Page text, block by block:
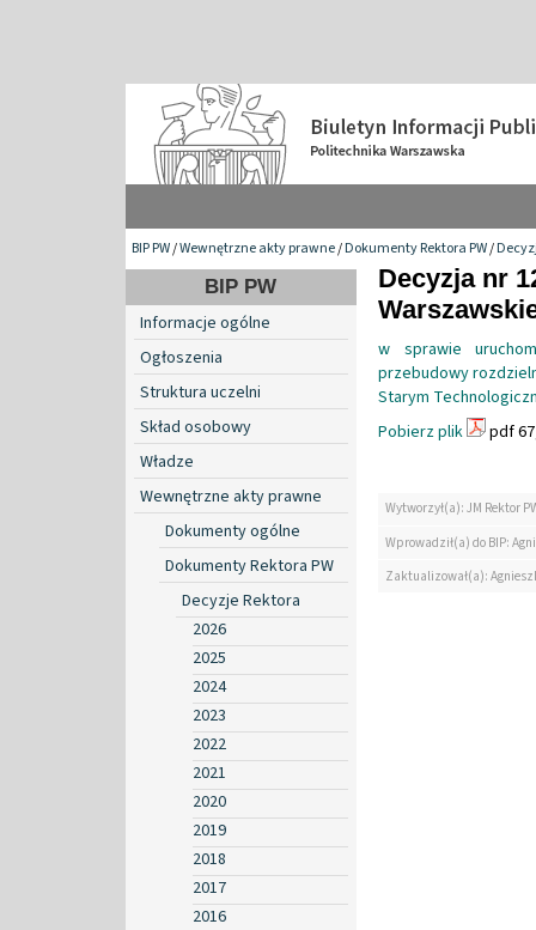
BIP PW/Wewnętrzne akty prawne/Dokumenty Rektora PW/
BIP PW
Informacje ogólne
Ogłoszenia
Struktura uczelni
Skład osobowy
Władze
Wewnętrzne akty prawne
Dokumenty ogólne
Dokumenty Rektora PW
Decyzje Rektora
2026
2025
2024
2023
2022
2021
2020
2019
2018
2017
2016
Decyzja nr
w sprawie
przebudowy
Starym
Pobierz plik
pdf
Wytworzył(a): JM Rektor
Wprowadził(a) do BIP:
Zaktualizował(a):